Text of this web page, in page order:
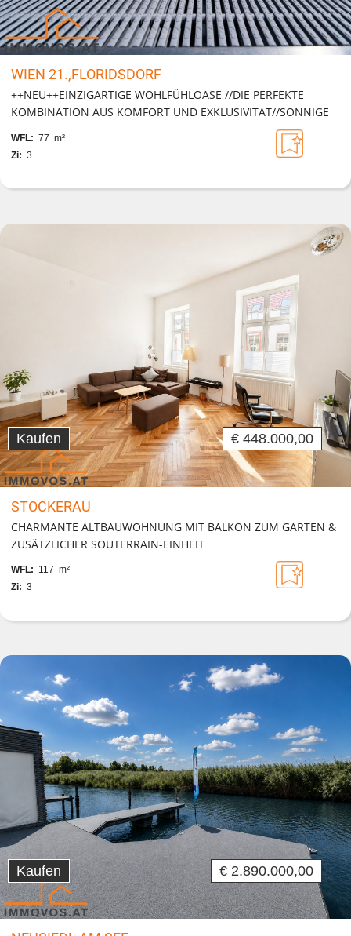
WIEN 21.,FLORIDSDORF
++NEU++EINZIGARTIGE WOHLFÜHLOASE //DIE PERFEKTE
KOMBINATION AUS KOMFORT UND EXKLUSIVITÄT//SONNIGE
FREIFLÄCHE, SWIMMINGPOOL, GARAGE UND VIELES MEHR!
WFL: 77 m²
Zi: 3
Kaufen € 448.000,00
STOCKERAU
CHARMANTE ALTBAUWOHNUNG MIT BALKON ZUM GARTEN &
ZUSÄTZLICHER SOUTERRAIN-EINHEIT
WFL: 117 m²
Zi: 3
Kaufen € 2.890.000,00